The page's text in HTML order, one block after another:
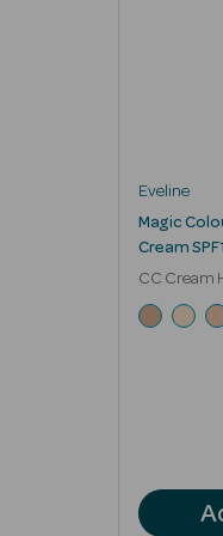
Eveline
Magic
Cream
CC Cream
Duradouro